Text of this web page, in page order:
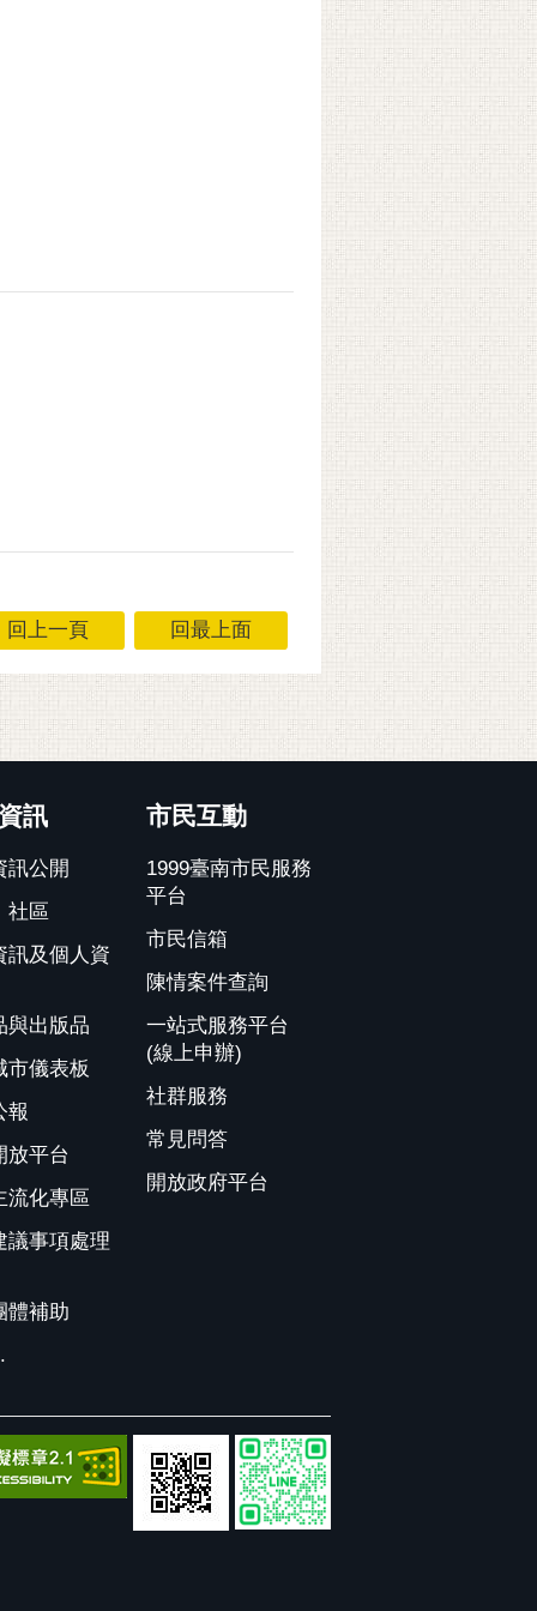
回上一頁 回最上面
訊
訊公開
社區
訊及個人資
與出版品
市儀表板
報
放平台
流化專區
議事項處理
體補助
市民互動
1999臺南市民服務
平台
市民信箱
陳情案件查詢
一站式服務平台
(線上申辦)
社群服務
常見問答
開放政府平台